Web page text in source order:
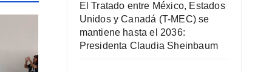
El Tratado entre México, Estados
Unidos y Canadá (T-MEC) se
mantiene hasta el 2036:
Presidenta Claudia Sheinbaum